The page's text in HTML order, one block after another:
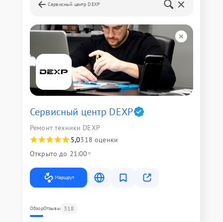
Сервисный центр DEXP
Сервисный центр DEXP
Ремонт техники DEXP
5,0318 оценки
Открыто до 21:00
Маршрут
ОбзорОтзывы 318